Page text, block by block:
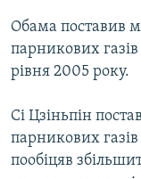
Усі сайти RFE/
Обама поставив
парникових
рівня 2005 року.
Сі Цзіньпін
парникових газів
пообіцяв